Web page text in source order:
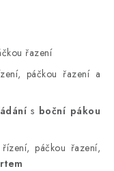
řazení
páčkou řazení a
s boční pákou
páčkou řazení,